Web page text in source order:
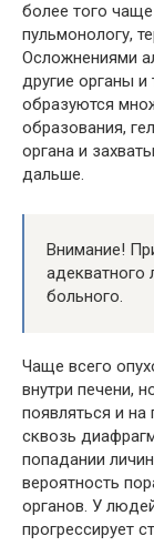
более того чаще
пульмонологу,
Осложнениями
другие органы
образуются
образования,
органа и
дальше.
Внимание!
адекватного
больного.
Чаще всего
внутри печени,
появляться и на
сквозь
попадании
вероятность
органов. У
прогрессирует